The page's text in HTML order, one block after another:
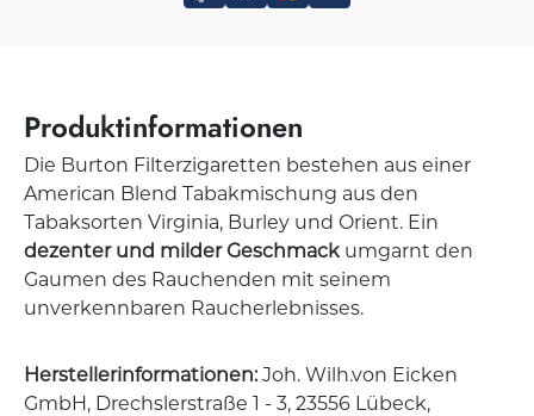
Produktinformationen
Die Burton Filterzigaretten bestehen aus einer
American Blend Tabakmischung aus den
Tabaksorten Virginia, Burley und Orient. Ein
dezenter und milder Geschmack umgarnt den
Gaumen des Rauchenden mit seinem
unverkennbaren Raucherlebnisses.
Herstellerinformationen: Joh. Wilh.von Eicken
GmbH, Drechslerstraße 1 - 3, 23556 Lübeck,